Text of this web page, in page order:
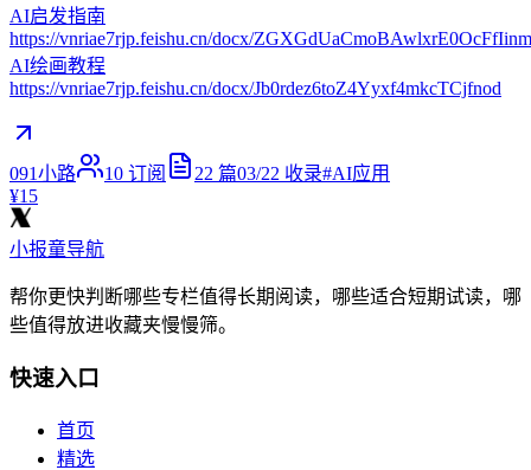
AI启发指南
https://vnriae7rjp.feishu.cn/docx/
AI绘画教程
https://vnriae7rjp.feishu.cn/docx/Jb0rdez6toZ4Yyxf4mkcTCjfnod
091小路 10 订阅 22 篇03/22 收录#AI应用
¥15
小报童导航
帮你更快判断哪些专栏值得长期阅读，哪些适合短期试读，哪
些值得放进收藏夹慢慢筛。
快速入口
首页
精选